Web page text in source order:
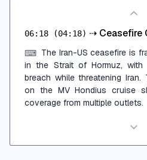
06:18 (04:18) ⇢ Ceasefire
⌨ The Iran-US ceasefire is
in the Strait of Hormuz, with
breach while threatening
on the MV Hondius cruise
coverage from multiple outlets.